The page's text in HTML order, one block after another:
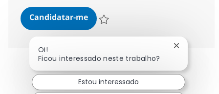
Candidatar-meBanco de Talentos Mulheres
Oi!
Ficou interessado neste trabalho?
Fechar
Estou interessado